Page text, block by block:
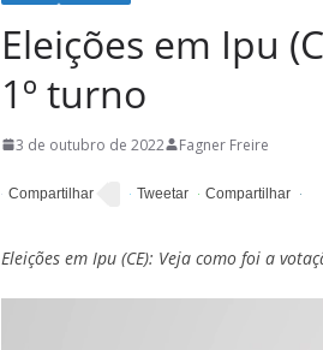
Eleições em Ipu
1º turno
3 de outubro de 2022 Fagner Freire
Eleições em Ipu (CE): Veja como foi a